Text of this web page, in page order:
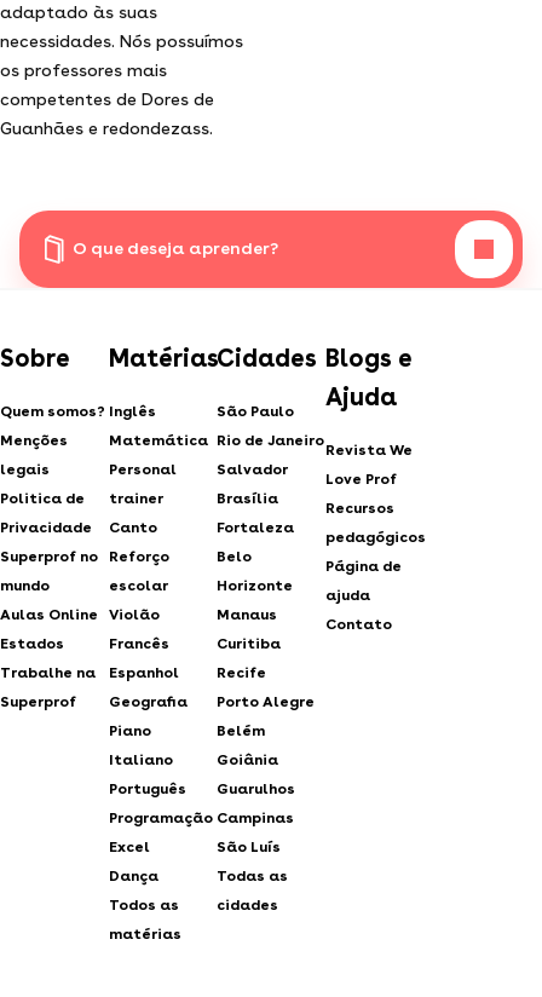
adaptado às suas
necessidades. Nós possuímos
os professores mais
competentes de Dores de
Guanhães e redondezass.
O que deseja aprender?
Sobre
Quem somos?
Menções
legais
Politica de
Privacidade
Superprof no
mundo
Aulas Online
Estados
Trabalhe na
Superprof
Matérias
Inglês
Matemática
Personal
trainer
Canto
Reforço
escolar
Violão
Francês
Espanhol
Geografia
Piano
Italiano
Português
Programação
Excel
Dança
Todos as
matérias
Cidades
São Paulo
Rio de Janeiro
Salvador
Brasília
Fortaleza
Belo
Horizonte
Manaus
Curitiba
Recife
Porto Alegre
Belém
Goiânia
Guarulhos
Campinas
São Luís
Todas as
cidades
Blogs e
Ajuda
Revista We
Love Prof
Recursos
pedagógicos
Página de
ajuda
Contato